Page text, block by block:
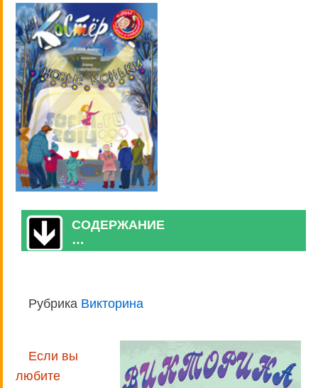
СОДЕРЖАНИЕ
…
Рубрика Викторина
Если вы
любите